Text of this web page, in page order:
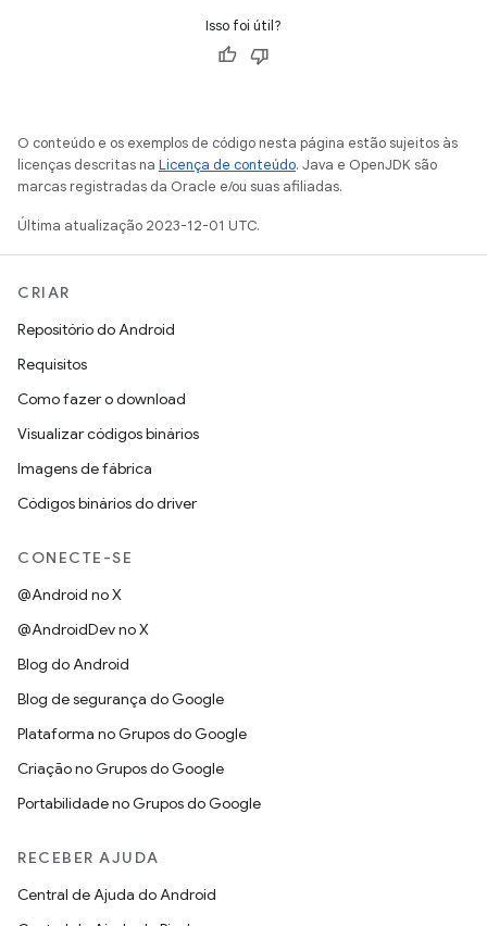
Isso foi útil?
O conteúdo e os exemplos de código nesta página estão sujeitos às
licenças descritas na Licença de conteúdo. Java e OpenJDK são
marcas registradas da Oracle e/ou suas afiliadas.
Última atualização 2023-12-01 UTC.
CRIAR
Repositório do Android
Requisitos
Como fazer o download
Visualizar códigos binários
Imagens de fábrica
Códigos binários do driver
CONECTE-SE
@Android no X
@AndroidDev no X
Blog do Android
Blog de segurança do Google
Plataforma no Grupos do Google
Criação no Grupos do Google
Portabilidade no Grupos do Google
RECEBER AJUDA
Central de Ajuda do Android